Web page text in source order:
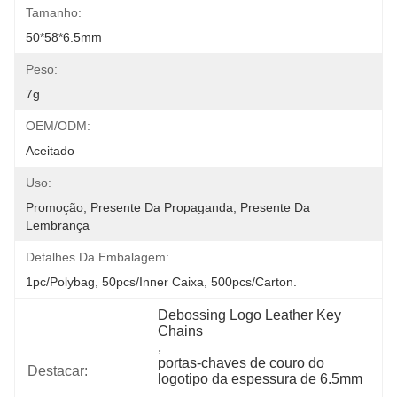
Tamanho:
50*58*6.5mm
Peso:
7g
OEM/ODM:
Aceitado
Uso:
Promoção, Presente Da Propaganda, Presente Da
Lembrança
Detalhes Da Embalagem:
1pc/polybag, 50pcs/inner Caixa, 500pcs/carton.
Destacar:
Debossing Logo Leather Key
Chains
,
portas-chaves de couro do
logotipo da espessura de 6.5mm